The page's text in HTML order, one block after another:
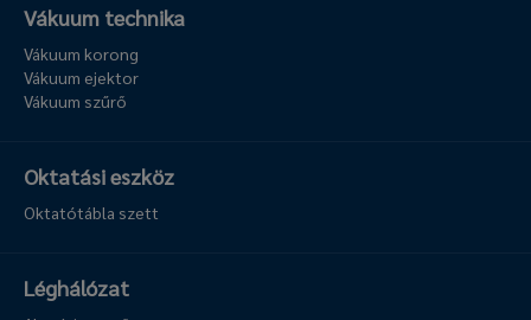
Vákuum technika
Vákuum korong
Vákuum ejektor
Vákuum szűrő
Oktatási eszköz
Oktatótábla szett
Léghálózat